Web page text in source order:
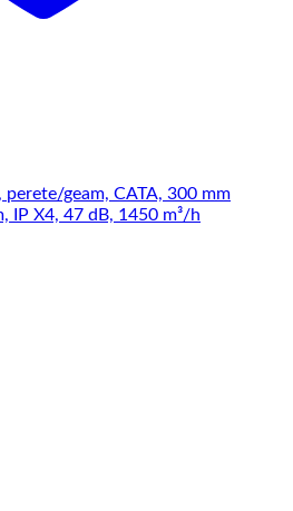
geam, CATA, 300 mm
IP X4, 47 dB, 1450 m³/h